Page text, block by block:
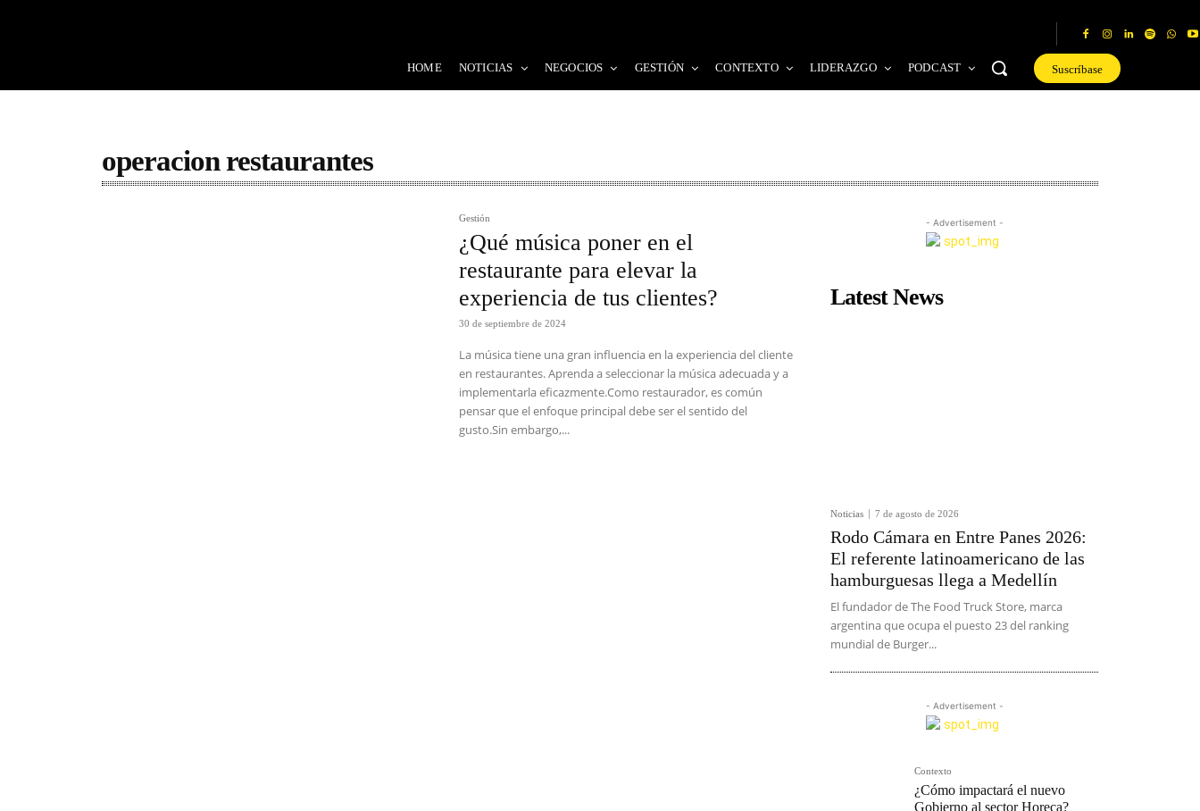
HOME NOTICIAS NEGOCIOS GESTIÓN CONTEXTO LIDERAZGO PODCAST Suscríbase
operacion restaurantes
Gestión
¿Qué música poner en el
restaurante para elevar la
experiencia de tus clientes?
30 de septiembre de 2024
La música tiene una gran influencia en la experiencia del cliente
en restaurantes. Aprenda a seleccionar la música adecuada y a
implementarla eficazmente.Como restaurador, es común
pensar que el enfoque principal debe ser el sentido del
gusto.Sin embargo,...
- Advertisement -
Latest News
Noticias 7 de agosto de 2026
Rodo Cámara en Entre Panes 2026:
El referente latinoamericano de las
hamburguesas llega a Medellín
El fundador de The Food Truck Store, marca
argentina que ocupa el puesto 23 del ranking
mundial de Burger...
- Advertisement -
Contexto
¿Cómo impactará el nuevo
Gobierno al sector Horeca?